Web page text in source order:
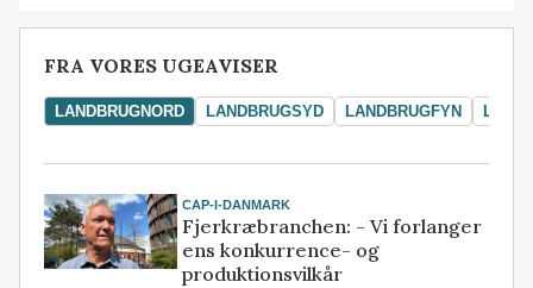
FRA VORES UGEAVISER
LANDBRUGNORD LANDBRUGSYD LANDBRUGFYN
CAP-I-DANMARK
Fjerkræbranchen: - Vi forlanger
ens konkurrence- og
produktionsvilkår